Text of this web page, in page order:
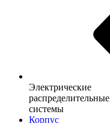
Электрические
распределительные
системы
Корпус